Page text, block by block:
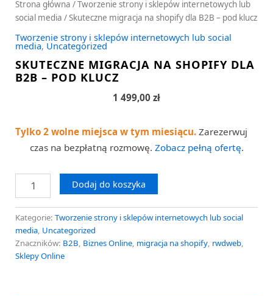
Strona główna /Tworzenie strony i sklepów internetowych lub
social media / Skuteczne migracja na shopify dla B2B – pod klucz
Tworzenie strony i sklepów internetowych lub social
media, Uncategorized
SKUTECZNE MIGRACJA NA SHOPIFY DLA
B2B – POD KLUCZ
1 499,00 zł
Tylko 2 wolne miejsca w tym miesiącu. Zarezerwuj
czas na bezpłatną rozmowę. Zobacz pełną ofertę.
Dodaj do koszyka
Kategorie: Tworzenie strony i sklepów internetowych lub social
media, Uncategorized
Znaczników: B2B, Biznes Online, migracja na shopify, rwdweb,
Sklepy Online